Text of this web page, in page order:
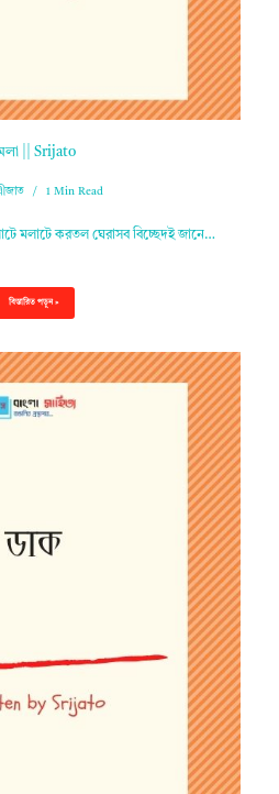
|| Srijato
1 Min Read
মলাটে করতল ঘেরাসব বিচ্ছেদই জানে…
বিস্তারিত পড়ুন »